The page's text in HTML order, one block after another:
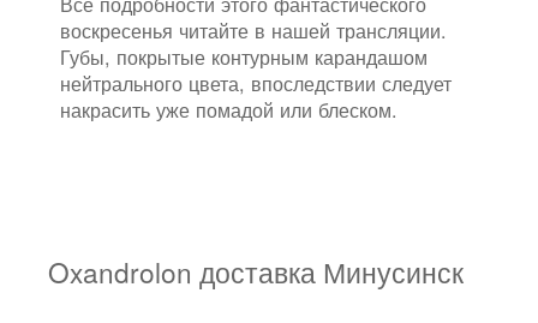
воскресенья читайте в нашей трансляции.
Губы, покрытые контурным карандашом
нейтрального цвета, впоследствии следует
накрасить уже помадой или блеском.
Oxandrolon доставка Минусинск